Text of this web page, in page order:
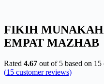
FIKIH
EMPAT MAZHAB
Rated 4.67 out of 5 based on 15
(15 customer reviews)